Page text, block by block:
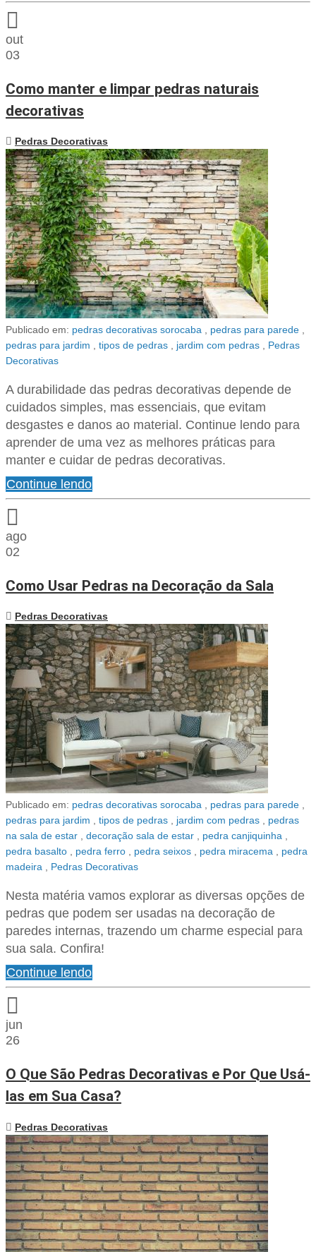
out
03
Como manter e limpar pedras naturais
decorativas
Pedras Decorativas
Publicado em: pedras decorativas sorocaba pedras para parede
pedras para jardim
tipos de pedras jardim com pedras
Pedras
Decorativas
A durabilidade das pedras decorativas depende de
cuidados simples, mas essenciais, que evitam
desgastes e danos ao material. Continue lendo para
aprender de uma vez as melhores práticas para
manter e cuidar de pedras decorativas.
Continue lendo
ago
02
Como Usar Pedras na Decoração da Sala
Pedras Decorativas
Publicado em: pedras decorativas sorocaba , pedras para parede ,
pedras para jardim , tipos de pedras , jardim com pedras , pedras
na sala de estar , decoração sala de estar , pedra canjiquinha ,
pedra basalto , pedra ferro , pedra seixos , pedra miracema , pedra
madeira , Pedras Decorativas
Nesta matéria vamos explorar as diversas opções de
pedras que podem ser usadas na decoração de
paredes internas, trazendo um charme especial para
sua sala. Confira!
Continue lendo
jun
26
O Que São Pedras Decorativas e Por Que Usá-
las em Sua Casa?
Pedras Decorativas